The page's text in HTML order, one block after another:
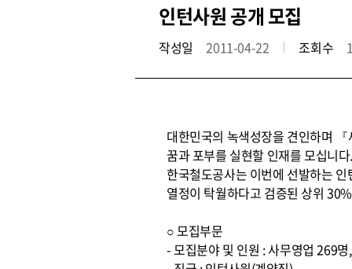
인턴사원 공개 모집
작성일 2011-04-22 조회수
대한민국의 녹색성장을 견인하며
꿈과 포부를 실현할 인재를 모십니다.
한국철도공사는 이번에 선발하는
열정이 탁월하다고 검증된 상위
○ 모집부문
- 모집분야 및 인원 : 사무영업 269